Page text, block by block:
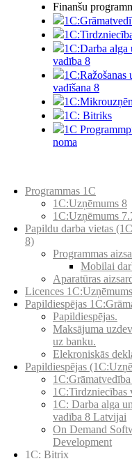
Finanšu
1C:Darba alga
vadība 8
1C:Ražošanas
vadīšana 8
1C: Bitriks
1C
noma
Programmas 1C
1C:Uzņēmums 8
1C:Uzņēmums
Papildu darba vietas
8)
Programmas
Mobilai
Aparatūras
Licences
Papildiespējas
Papildiespējas.
Maksājuma
uz banku.
Elekroniskās
Papildiespējas
1C:Tirdzniecības
1С: Darba alga
vadība 8 Latvijai
On Demand
Development
1C: Bitrix